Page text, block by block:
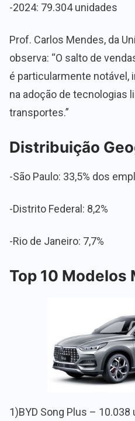
-2024: 79.304 unidades
Prof. Carlos Mendes, da
observa: “O salto de
é particularmente notável,
na adoção de tecnologias
transportes.”
Distribuição
-São Paulo: 33,5% dos
-Distrito Federal: 8,2%
-Rio de Janeiro: 7,7%
Top 10 Modelos
1)BYD Song Plus – 10.038